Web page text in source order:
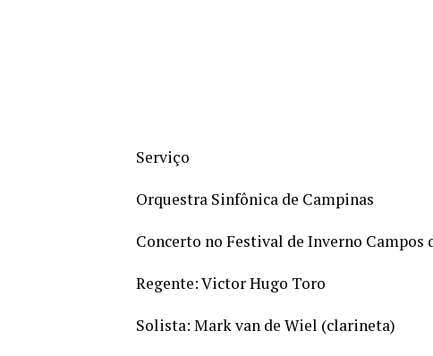
Serviço
Orquestra Sinfônica de Campinas
Concerto no Festival de Inverno Campos
Regente: Victor Hugo Toro
Solista: Mark van de Wiel (clarineta)